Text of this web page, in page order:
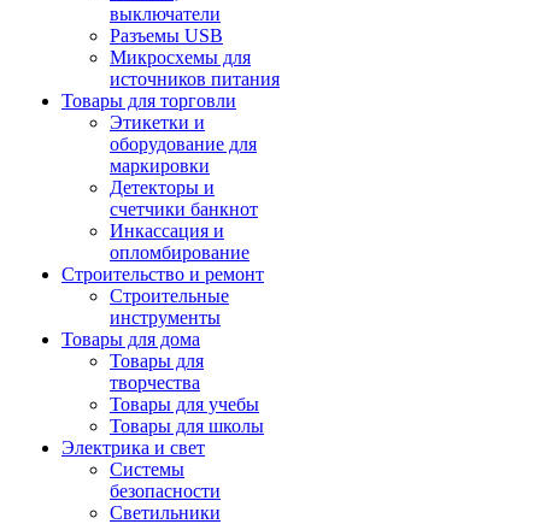
выключатели
Разъемы USB
Микросхемы для
источников питания
Товары для торговли
Этикетки и
оборудование для
маркировки
Детекторы и
счетчики банкнот
Инкассация и
опломбирование
Строительство и ремонт
Строительные
инструменты
Товары для дома
Товары для
творчества
Товары для учебы
Товары для школы
Электрика и свет
Системы
безопасности
Светильники